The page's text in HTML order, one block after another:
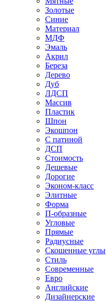
Золотые
Синие
Материал
МДФ
Эмаль
Акрил
Береза
Дерево
Дуб
ЛДСП
Массив
Пластик
Шпон
Экошпон
С патиной
ДСП
Стоимость
Дешевые
Дорогие
Эконом-класс
Элитные
Форма
П-образные
Угловые
Прямые
Радиусные
Скошенные углы
Стиль
Современные
Евро
Английские
Дизайнерские